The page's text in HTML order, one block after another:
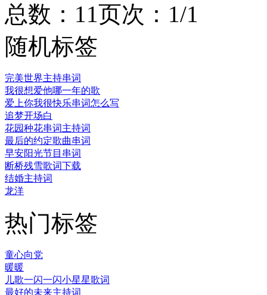
总数：11页次：1/1
随机标签
完美世界主持串词
我很想爱他哪一年的歌
爱上你我很快乐串词怎么写
追梦开场白
花园种花串词主持词
最后的约定歌曲串词
早安阳光节目串词
断桥残雪歌词下载
结婚主持词
龙洋
热门标签
童心向党
暖暖
儿歌一闪一闪小星星歌词
最好的未来主持词